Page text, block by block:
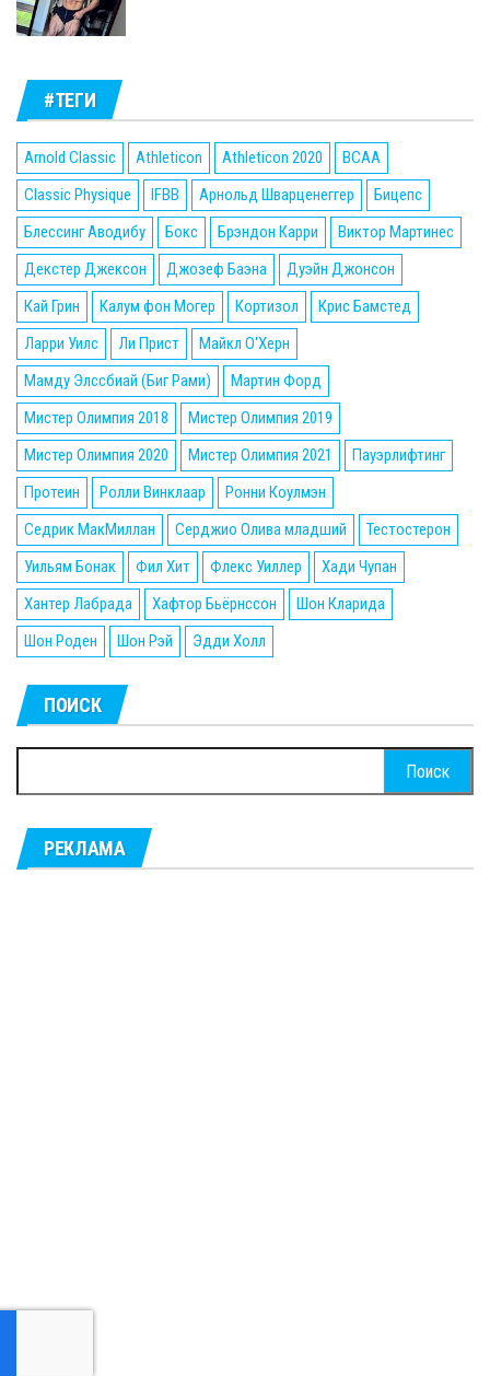
#ТЕГИ
Arnold Classic Athleticon Athleticon 2020
BCAA
Classic Physique
IFBB Арнольд Шварценеггер
Бицепс
Блессинг Аводибу
Бокс Брэндон Карри
Виктор Мартинес
Декстер Джексон
Джозеф Баэна
Дуэйн Джонсон
Кай Грин
Калум фон Могер Кортизол
Крис Бамстед
Ларри Уилс
Ли Прист
Майкл О'Херн
Мамду Элссбиай (Биг Рами)
Мартин Форд
Мистер Олимпия 2018
Мистер Олимпия 2019
Мистер Олимпия 2020
Мистер Олимпия 2021
Пауэрлифтинг
Протеин
Ролли Винклаар
Ронни Коулмэн
Седрик МакМиллан
Серджио Олива младший
Тестостерон
Уильям Бонак
Фил Хит Флекс Уиллер
Хади Чупан
Хантер Лабрада
Хафтор Бьёрнссон
Шон Кларида
Шон Роден
Шон Рэй Эдди Холл
ПОИСК
РЕКЛАМА